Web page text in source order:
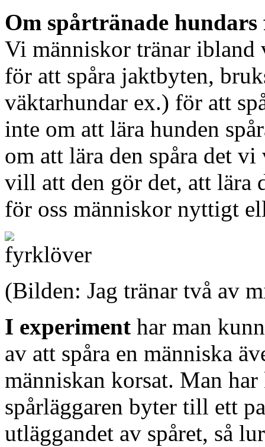
Om spårtränade hundars
Vi människor tränar ibland
för att spåra jaktbyten,
väktarhundar ex.) för att
inte om att lära hunden
om att lära den spåra det
vill att den gör det, att lära
för oss människor nyttigt
(Bilden: Jag tränar två av
I experiment har man
av att spåra en människa
människan korsat. Man
spårläggaren byter till ett
utläggandet av spåret, så